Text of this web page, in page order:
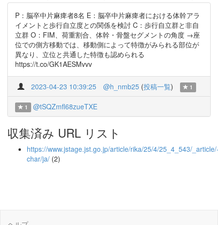
P：脳卒中片麻痺者8名 E：脳卒中片麻痺者における体幹アラ
イメントと歩行自立度との関係を検討 C：歩行自立群と非自
立群 O：FIM、荷重割合、体幹・骨盤セグメントの角度 →座
位での側方移動では、移動側によって特徴がみられる部位が
異なり、立位と共通した特徴も認められる
https://t.co/GK1AESMvvv
2023-04-23 10:39:25 @h_nmb25 (投稿一覧) 1
1 @tSQZmfl68zueTXE
収集済み URL リスト
https://www.jstage.jst.go.jp/article/rika/25/4/25_4_543/
char/ja/ (2)